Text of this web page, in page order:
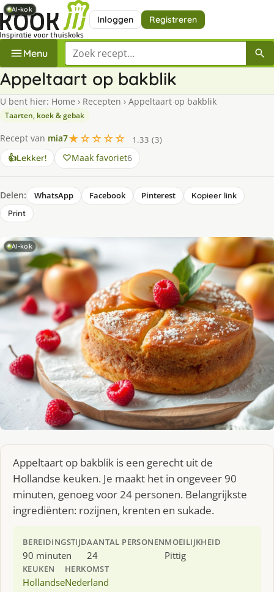
Inloggen Registreren
Menu Zoek een recept
Appeltaart op bakblik
U bent hier: Home › Recepten › Appeltaart op bakblik
Taarten, koek & gebak
Recept van mia7★☆☆☆☆
1.33 (3)
👍Lekker! Maak favoriet6
Delen: WhatsApp Facebook Pinterest
Kopieer link
Print
AI-kok
Appeltaart op bakblik is een gerecht uit de
Hollandse keuken. Je maakt het in ongeveer 90
minuten, genoeg voor 24 personen. Belangrijkste
ingrediënten: rozijnen, krenten en sukade.
BEREIDINGSTIJD
90 minuten
AANTAL PERSONEN
24
MOEILIJKHEID
Pittig
KEUKEN
Hollandse
HERKOMST
Nederland
AI-kok
AI-kok
AI-kok
AI-kok
AI-kok
AI-kok
AI-kok